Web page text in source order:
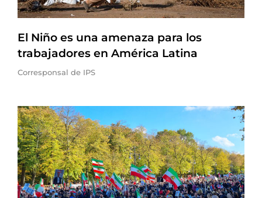
El Niño es una amenaza para los
trabajadores en América Latina
Corresponsal de IPS